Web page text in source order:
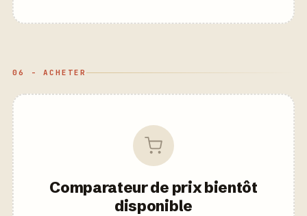
06 - ACHETER
Comparateur de prix bientôt
disponible